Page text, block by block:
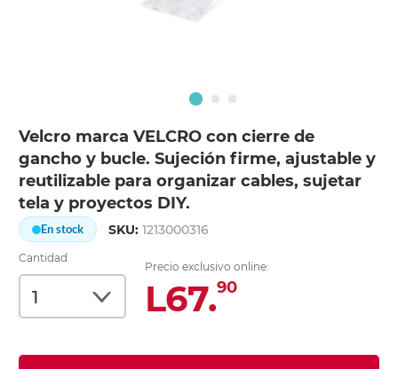
Velcro marca VELCRO con cierre de
gancho y bucle. Sujeción firme, ajustable y
reutilizable para organizar cables, sujetar
tela y proyectos DIY.
En stock SKU:1213000316
Cantidad
Precio exclusivo online:
L67.90